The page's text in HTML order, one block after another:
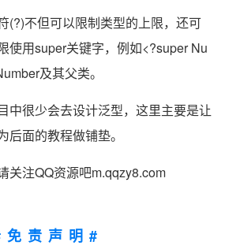
不但可以限制类型的上限，还可
使用super关键字，例如<?super Nu
及其父类。
很少会去设计泛型，这里主要是让
面的教程做铺垫。
注QQ资源吧m.qqzy8.com
免责声明#